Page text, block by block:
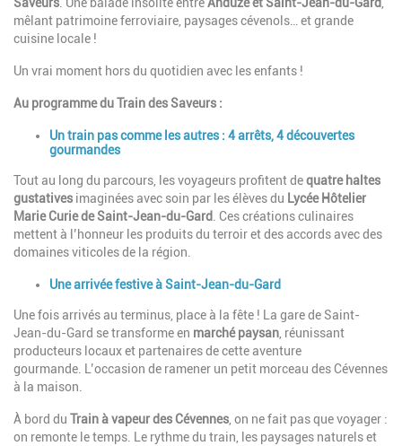
mêlant patrimoine ferroviaire, paysages cévenols… et grande
cuisine locale !
Un vrai moment hors du quotidien avec les enfants !
Au programme du Train des Saveurs :
Un train pas comme les autres : 4 arrêts, 4 découvertes
gourmandes
Tout au long du parcours, les voyageurs profitent dequatre haltes
gustatives imaginées avec soin par les élèves du Lycée Hôtelier
Marie Curie de Saint-Jean-du-Gard . Ces créations culinaires
mettent à l’honneur les produits du terroir et des accords avec des
domaines viticoles de la région.
Une arrivée festive à Saint-Jean-du-Gard
Une fois arrivés au terminus, place à la fête ! La gare de Saint-
Jean-du-Gard se transforme en marché paysan , réunissant
producteurs locaux et partenaires de cette aventure
gourmande. L’occasion de ramener un petit morceau des Cévennes
à la maison.
À bord du Train à vapeur des Cévennes , on ne fait pas que voyager :
on remonte le temps. Le rythme du train, les paysages naturels et